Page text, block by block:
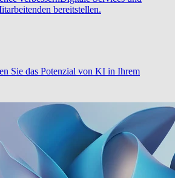
bereitstellen.
Sie das Potenzial von KI in Ihrem